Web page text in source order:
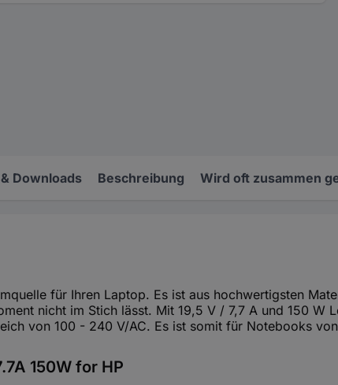
Downloads Beschreibung Wird oft zusammen
für Ihren Laptop. Es ist aus hochwertigsten
nicht im Stich lässt. Mit 19,5 V / 7,7 A und 150 W
von 100 - 240 V/AC. Es ist somit für Notebooks
150W for HP